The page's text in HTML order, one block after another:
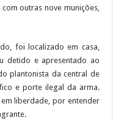
outras nove munições,
foi localizado em casa,
detido e apresentado ao
plantonista da central de
e porte ilegal da arma.
liberdade, por entender